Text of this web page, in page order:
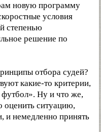
новую программу
условия
степенью
решение по
отбора судей?
какие-то критерии,
футбол». Ну и что же,
оценить ситуацию,
и немедленно принять